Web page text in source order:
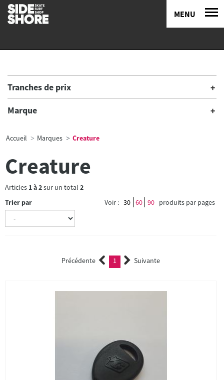
MENU
Tranches de prix
Marque
Accueil Marques Creature
Creature
Articles 1à2sur un total 2
Trier par
Voir : 30 60 90 produits par pages
Précédente 1 (current)Suivante